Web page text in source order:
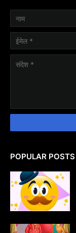
POPULAR POSTS